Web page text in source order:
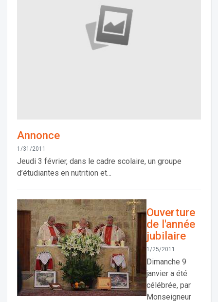
Annonce
1/31/2011
Jeudi 3 février, dans le cadre scolaire, un groupe
d’étudiantes en nutrition et...
Ouverture
de l'année
jubilaire
1/25/2011
Dimanche 9
janvier a été
célébrée, par
Monseigneur